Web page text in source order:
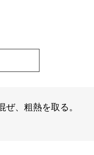
、粗熱を取る。